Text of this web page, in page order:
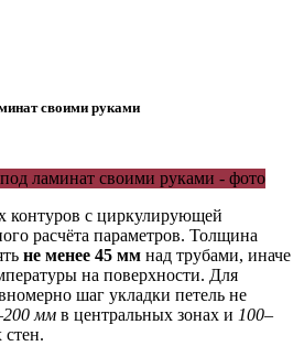
своими руками
контуров с циркулирующей
расчёта параметров. Толщина
не менее 45 мм над трубами, иначе
на поверхности. Для
шаг укладки петель не
мм в центральных зонах и 100–